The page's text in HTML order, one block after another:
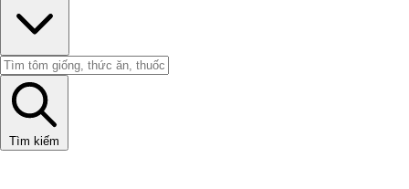
Tìm kiếm